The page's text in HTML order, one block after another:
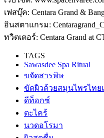
ดีท็อกซ์
นวดอโรมา
ฟรีบัตรกำนัลเงินสด
มะนาว
สครับผิว
สปาทรีทเม้นท์ใหม่ล่าสุด
สปาเซ็นวารี
สปาไทย
สมุนไพรไทย